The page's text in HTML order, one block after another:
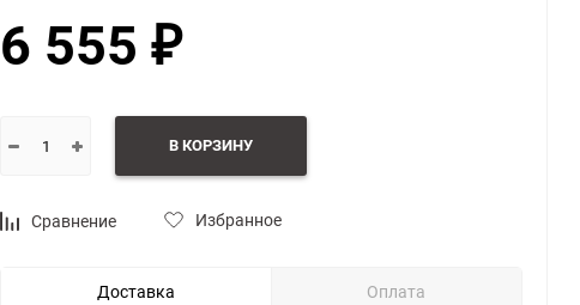
6 555 ₽
В КОРЗИНУ
Сравнение Избранное
Доставка Оплата